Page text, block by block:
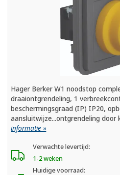
Hager Berker W1 noodstop
draaiontgrendeling, 1
beschermingsgraad (IP) IP20,
aansluitwijze...ontgrendeling
informatie »
Verwachte levertijd:
1-2 weken
Huidige voorraad: